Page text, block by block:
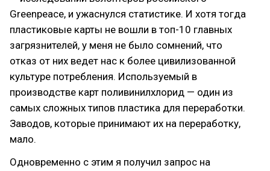
Greenpeace, и ужаснулся статистике. И хотя тогда
пластиковые карты не вошли в топ-10 главных
загрязнителей, у меня не было сомнений, что
отказ от них ведет нас к более цивилизованной
культуре потребления. Используемый в
производстве карт поливинилхлорид — один из
самых сложных типов пластика для переработки.
Заводов, которые принимают их на переработку,
мало.
Одновременно с этим я получил запрос на